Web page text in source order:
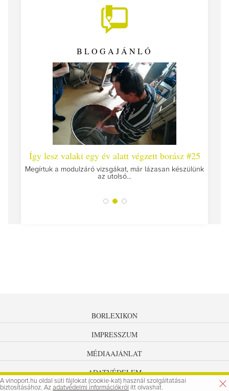
BLOGAJÁNLÓ
Így lesz valaki egy év alatt végzett borász #25
Megírtuk a modulzáró vizsgákat, már lázasan készülünk
az utolsó...
BORLEXIKON
IMPRESSZUM
MÉDIAAJÁNLAT
ADATVÉDELEM
A vinoport.hu oldal süti fájlokat (cookie-kat) használ szolgáltatásai
biztosításához. Az adatvédelmi információkról itt olvashat.